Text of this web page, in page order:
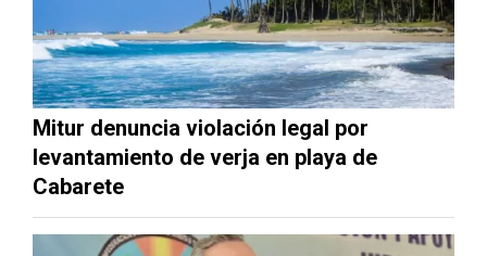
Mitur denuncia violación legal por
levantamiento de verja en playa de
Cabarete